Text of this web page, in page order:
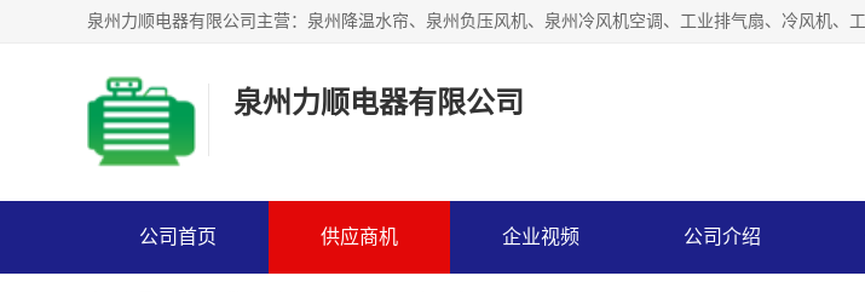
泉州力顺电器有限公司
公司首页 供应商机 企业视频 公司介绍